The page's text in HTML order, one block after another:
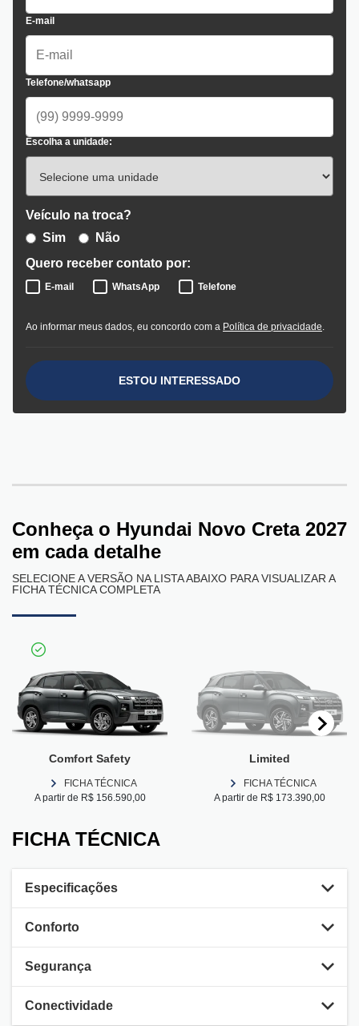
E-mail
Telefone/whatsapp
Escolha a unidade:
Veículo na troca?
Sim
Não
Quero receber contato por:
E-mail WhatsApp Telefone
Ao informar meus dados, eu concordo com a Política de privacidade.
ESTOU INTERESSADO
Conheça o Hyundai Novo Creta 2027
em cada detalhe
SELECIONE A VERSÃO NA LISTA ABAIXO PARA VISUALIZAR A
FICHA TÉCNICA COMPLETA
Comfort Safety
FICHA TÉCNICA
A partir de R$ 156.590,00
Limited
FICHA TÉCNICA
A partir de R$ 173.390,00
FICHA TÉCNICA
Especificações
Conforto
Segurança
Conectividade